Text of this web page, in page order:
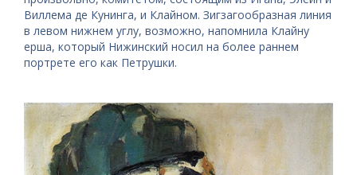
Виллема де Кунинга, и Клайном. Зигзагообразная линия
в левом нижнем углу, возможно, напомнила Клайну
ерша, который Нижинский носил на более раннем
портрете его как Петрушки.